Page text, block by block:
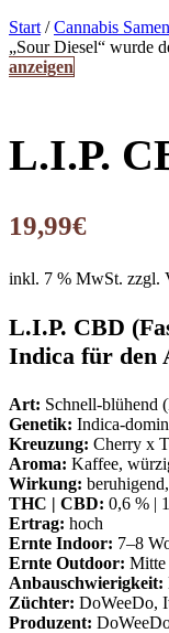
Start /Cannabis Samen
„Sour Diesel“ wurde
anzeigen
L.I.P.
19,99€
inkl. 7 % MwSt. zzgl.
L.I.P. CBD
Indica für den
Art: Schnell-blühend
Genetik: Indica-
Kreuzung: Cherry x
Aroma: Kaffee,
Wirkung:
THC | CBD: 0,6 % |
Ertrag: hoch
Ernte Indoor: 7–8
Ernte Outdoor: Mitte
Anbauschwierigkeit:
Züchter: DoWeeDo,
Produzent: